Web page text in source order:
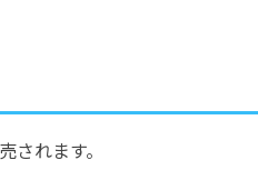
れます。